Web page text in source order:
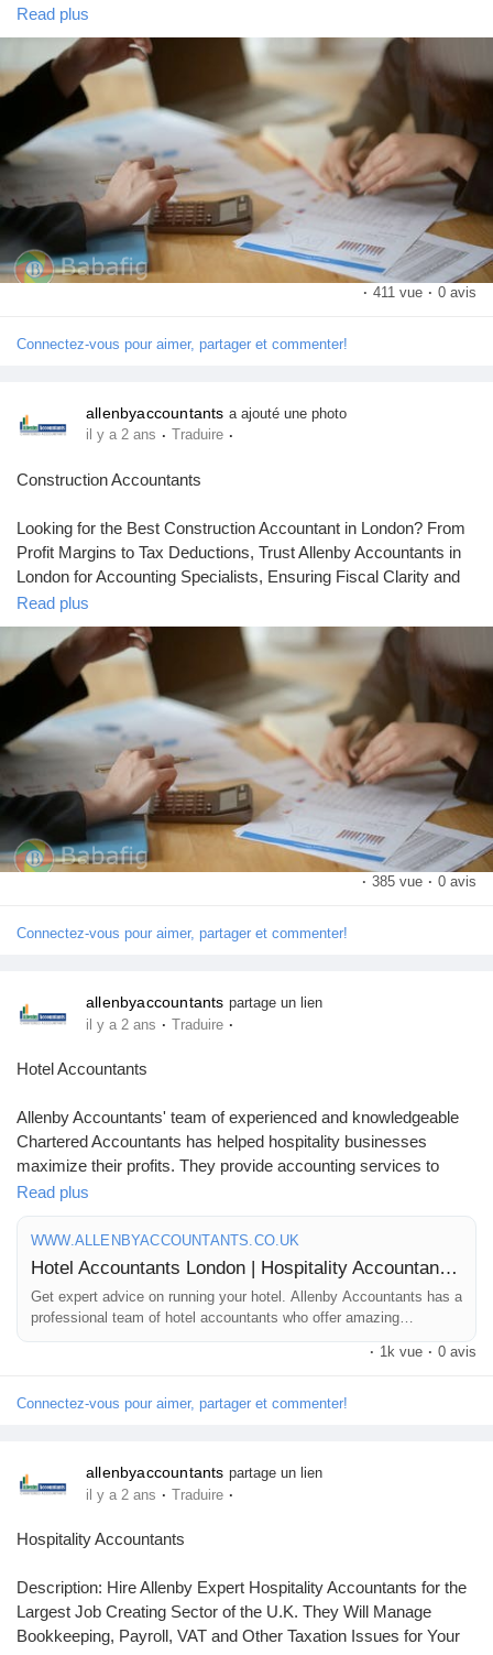
Growth. Visit
services/bookkeeping-services-london/for more information.
https://www.allenbyaccountants.co.uk/other-
services/bookkeeping-services-london/
Read plus
· 411 vue · 0 avis
Connectez-vous pour aimer, partager et commenter!
allenbyaccountants a ajouté une photo
il y a 2 ans · Traduire ·
Construction Accountants
Looking for the Best Construction Accountant in London? From
Profit Margins to Tax Deductions, Trust Allenby Accountants in
London for Accounting Specialists, Ensuring Fiscal Clarity and
Growth. Visit
https://www.allenbyaccountants.co.uk/sectors/property-
construction-accountants/
for more information.
Read plus
· 385 vue · 0 avis
Connectez-vous pour aimer, partager et commenter!
allenbyaccountants partage un lien
il y a 2 ans · Traduire ·
Hotel Accountants
Allenby Accountants' team of experienced and knowledgeable
Chartered Accountants has helped hospitality businesses
maximize their profits. They provide accounting services to
hotels or a chain of a businesses. Visit their official website or
Call 0208 914 8887 for free consultation.
https://www.allenbyaccountants.co.uk/sectors/hotel-
accountants/
Read plus
WWW.ALLENBYACCOUNTANTS.CO.UK
Hotel Accountants London | Hospitality Accountants | Allenby Accountants
Get expert advice on running your hotel. Allenby Accountants has a
professional team of hotel accountants who offer amazing
bookkeeping solutions. Click and get your quote.
· 1k vue · 0 avis
Connectez-vous pour aimer, partager et commenter!
allenbyaccountants partage un lien
il y a 2 ans · Traduire ·
Hospitality Accountants
Description: Hire Allenby Expert Hospitality Accountants for the
Largest Job Creating Sector of the U.K. They Will Manage
Bookkeeping, Payroll, VAT and Other Taxation Issues for Your